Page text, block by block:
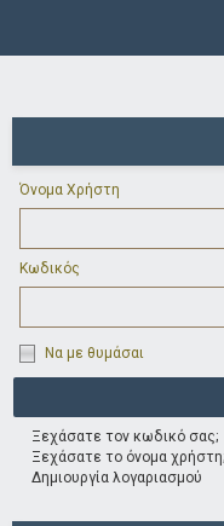
Όνομα Χρήστη
Κωδικός
Να με θυμάσαι
Ξεχάσατε τον κωδικό σας;
Ξεχάσατε το όνομα χρήστη;
Δημιουργία λογαριασμού